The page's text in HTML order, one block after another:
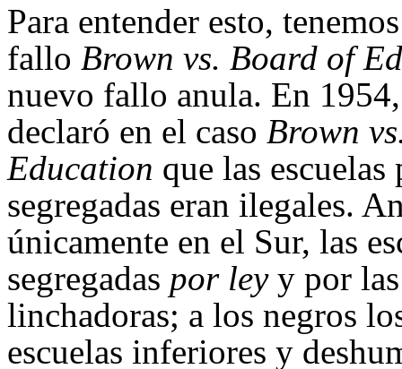
Para entender esto,
fallo Brown vs. Board of
nuevo fallo anula. En
declaró en el caso Brown
Education que las
segregadas eran ilegales.
únicamente en el Sur, las
segregadas por leyy por las
linchadoras; a los negros
escuelas inferiores y